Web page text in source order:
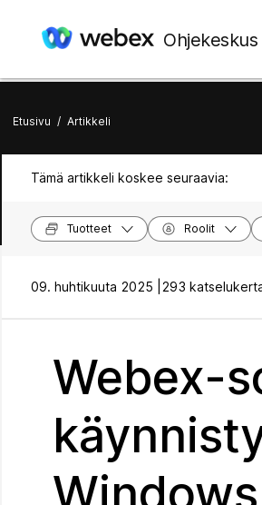
Ohjekeskus
Etusivu / Artikkeli
Tämä artikkeli koskee seuraavia:
Tuotteet Roolit
09. huhtikuuta 2025 | 293
Webex-